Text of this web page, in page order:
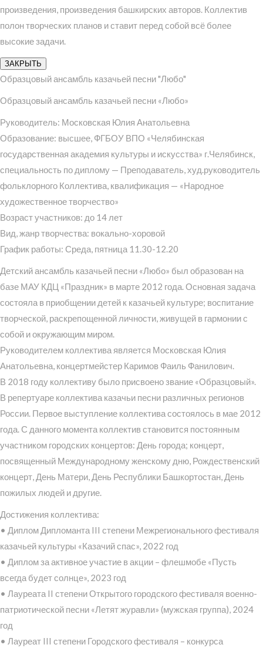
произведения, произведения башкирских авторов. Коллектив
полон творческих планов и ставит перед собой всё более
высокие задачи.
ЗАКРЫТЬ
Образцовый ансамбль казачьей песни "Любо"
Образцовый ансамбль казачьей песни «Любо»
Руководитель: Московская Юлия Анатольевна
Образование: высшее, ФГБОУ ВПО «Челябинская
государственная академия культуры и искусства» г.Челябинск,
специальность по диплому — Преподаватель, худ.руководитель
фольклорного Коллектива, квалификация — «Народное
художественное творчество»
Возраст участников: до 14 лет
Вид, жанр творчества: вокально-хоровой
График работы: Среда, пятница 11.30-12.20
Детский ансамбль казачьей песни «Любо» был образован на
базе МАУ КДЦ «Праздник» в марте 2012 года. Основная задача
состояла в приобщении детей к казачьей культуре; воспитание
творческой, раскрепощенной личности, живущей в гармонии с
собой и окружающим миром.
Руководителем коллектива является Московская Юлия
Анатольевна, концертмейстер Каримов Фаиль Фанилович.
В 2018 году коллективу было присвоено звание «Образцовый».
В репертуаре коллектива казачьи песни различных регионов
России. Первое выступление коллектива состоялось в мае 2012
года. С данного момента коллектив становится постоянным
участником городских концертов: День города; концерт,
посвященный Международному женскому дню, Рождественский
концерт, День Матери, День Республики Башкортостан, День
пожилых людей и другие.
Достижения коллектива:
• Диплом Дипломанта III степени Межрегионального фестиваля
казачьей культуры «Казачий спас», 2022 год
• Диплом за активное участие в акции – флешмобе «Пусть
всегда будет солнце», 2023 год
• Лауреата II степени Открытого городского фестиваля военно-
патриотической песни «Летят журавли» (мужская группа), 2024
год
• Лауреат III степени Городского фестиваля – конкурса